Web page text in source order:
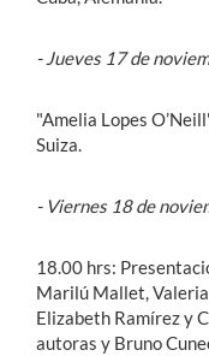
- Jueves 17 de
"Amelia Lopes
Suiza.
- Viernes 18 de
18.00 hrs:
Marilú Mallet, Valeria
Elizabeth Ramírez y
autoras y Bruno